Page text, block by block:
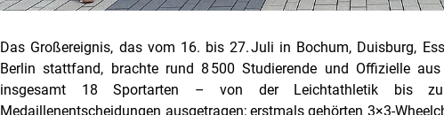
Das Großereignis, das vom 16. bis 27. Juli in Bochum, Duisburg,
Berlin stattfand, brachte rund 8 500 Studierende und Offizielle
insgesamt 18 Sportarten – von der Leichtathletik bis
Medaillenentscheidungen ausgetragen; erstmals gehörten